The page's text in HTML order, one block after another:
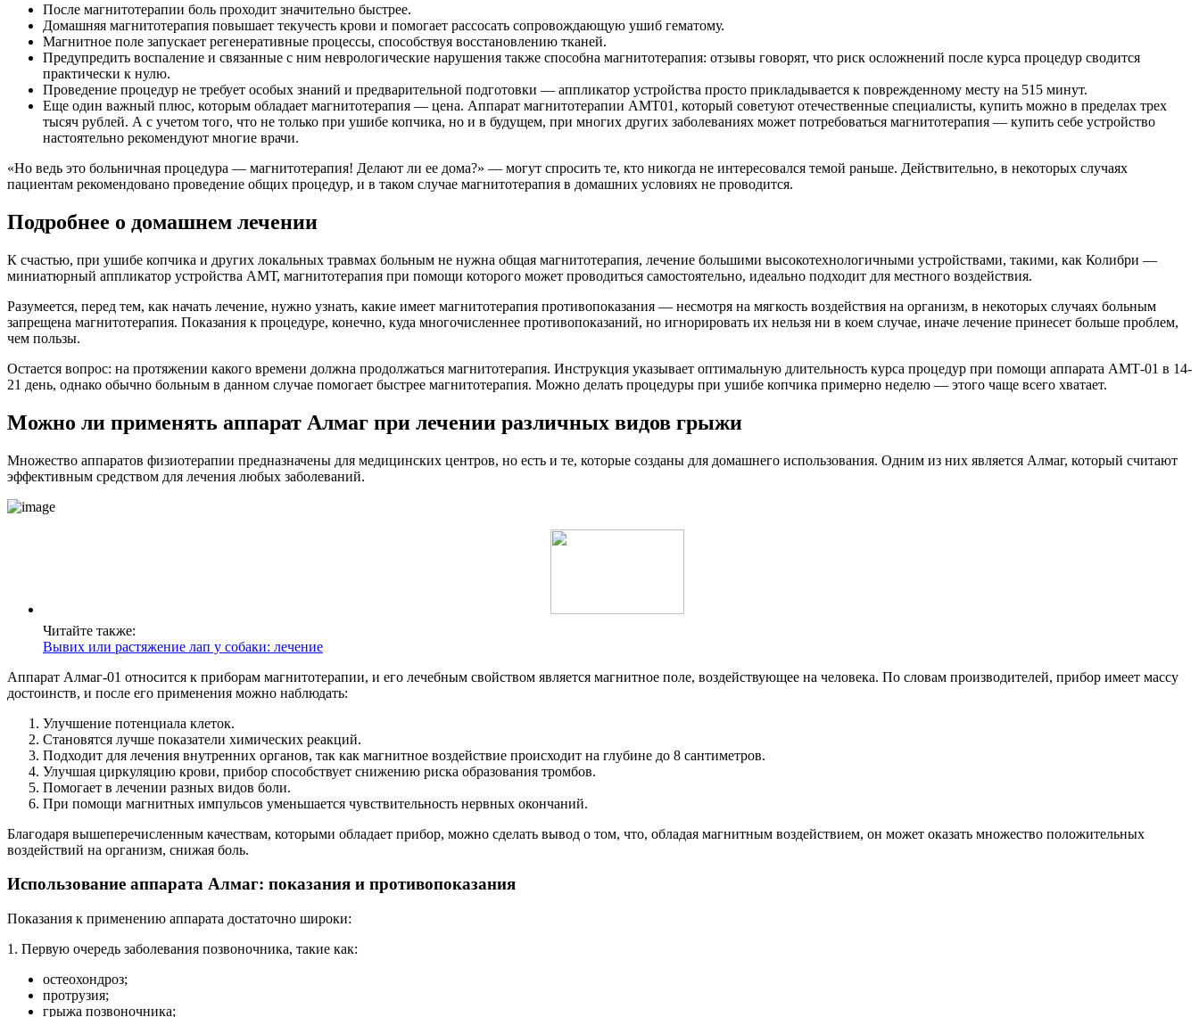
После магнитотерапии боль проходит значительно быстрее.
Домашняя магнитотерапия повышает текучесть крови и помогает рассосать сопровождающую ушиб гематому.
Магнитное поле запускает регенеративные процессы, способствуя восстановлению тканей.
Предупредить воспаление и связанные с ним неврологические нарушения также способна магнитотерапия: отзывы говорят, что риск осложнений после курса процедур сводится
практически к нулю.
Проведение процедур не требует особых знаний и предварительной подготовки — аппликатор устройства просто прикладывается к поврежденному месту на 515 минут.
Еще один важный плюс, которым обладает магнитотерапия — цена. Аппарат магнитотерапии АМТ01, который советуют отечественные специалисты, купить можно в пределах трех
тысяч рублей. А с учетом того, что не только при ушибе копчика, но и в будущем, при многих других заболеваниях может потребоваться магнитотерапия — купить себе устройство
настоятельно рекомендуют многие врачи.
«Но ведь это больничная процедура — магнитотерапия! Делают ли ее дома?» — могут спросить те, кто никогда не интересовался темой раньше. Действительно, в некоторых случаях
пациентам рекомендовано проведение общих процедур, и в таком случае магнитотерапия в домашних условиях не проводится.
Подробнее о домашнем лечении
К счастью, при ушибе копчика и других локальных травмах больным не нужна общая магнитотерапия, лечение большими высокотехнологичными устройствами, такими, как Колибри —
миниатюрный аппликатор устройства АМТ, магнитотерапия при помощи которого может проводиться самостоятельно, идеально подходит для местного воздействия.
Разумеется, перед тем, как начать лечение, нужно узнать, какие имеет магнитотерапия противопоказания — несмотря на мягкость воздействия на организм, в некоторых случаях больным
запрещена магнитотерапия. Показания к процедуре, конечно, куда многочисленнее противопоказаний, но игнорировать их нельзя ни в коем случае, иначе лечение принесет больше проблем,
чем пользы.
Остается вопрос: на протяжении какого времени должна продолжаться магнитотерапия. Инструкция указывает оптимальную длительность курса процедур при помощи аппарата АМТ-01 в 14-
21 день, однако обычно больным в данном случае помогает быстрее магнитотерапия. Можно делать процедуры при ушибе копчика примерно неделю — этого чаще всего хватает.
Можно ли применять аппарат Алмаг при лечении различных видов грыжи
Множество аппаратов физиотерапии предназначены для медицинских центров, но есть и те, которые созданы для домашнего использования. Одним из них является Алмаг, который считают
эффективным средством для лечения любых заболеваний.
Читайте также:
Вывих или растяжение лап у собаки: лечение
Аппарат Алмаг-01 относится к приборам магнитотерапии, и его лечебным свойством является магнитное поле, воздействующее на человека. По словам производителей, прибор имеет массу
достоинств, и после его применения можно наблюдать:
Улучшение потенциала клеток.
Становятся лучше показатели химических реакций.
Подходит для лечения внутренних органов, так как магнитное воздействие происходит на глубине до 8 сантиметров.
Улучшая циркуляцию крови, прибор способствует снижению риска образования тромбов.
Помогает в лечении разных видов боли.
При помощи магнитных импульсов уменьшается чувствительность нервных окончаний.
Благодаря вышеперечисленным качествам, которыми обладает прибор, можно сделать вывод о том, что, обладая магнитным воздействием, он может оказать множество положительных
воздействий на организм, снижая боль.
Использование аппарата Алмаг: показания и противопоказания
Показания к применению аппарата достаточно широки:
1. Первую очередь заболевания позвоночника, такие как:
остеохондроз;
протрузия;
грыжа позвоночника;